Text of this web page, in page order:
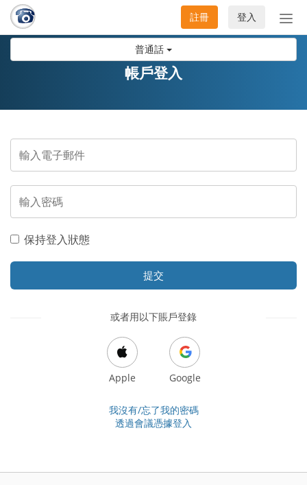
普通話
切
換
登入
註冊
帳戶登入
保持登入狀態
提交
或者用以下賬戶登錄
Apple Google
我沒有/忘了我的密碼
透過會議憑據登入